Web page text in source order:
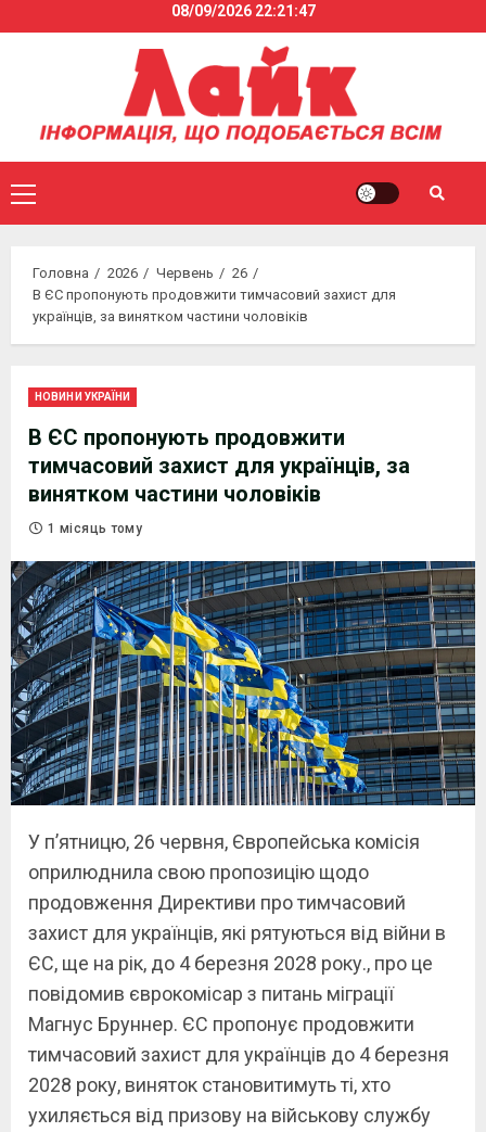
to
08/09/2026 22:21:47
Primary
Menu
Головна 2026 Червень
26
В ЄС пропонують продовжити тимчасовий захист для
українців, за винятком частини чоловіків
НОВИНИ УКРАЇНИ
В ЄС пропонують продовжити
тимчасовий захист для українців, за
винятком частини чоловіків
1 місяць тому
У пʼятницю, 26 червня, Європейська комісія
оприлюднила свою пропозицію щодо
продовження Директиви про тимчасовий
захист для українців, які рятуються від війни в
ЄС, ще на рік, до 4 березня 2028 року., про це
повідомив єврокомісар з питань міграції
Магнус Бруннер. ЄС пропонує продовжити
тимчасовий захист для українців до 4 березня
2028 року, виняток становитимуть ті, хто
ухиляється від призову на військову службу